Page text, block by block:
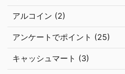
アルコイン (2)
アンケートでポイント (25)
キャッシュマート (3)